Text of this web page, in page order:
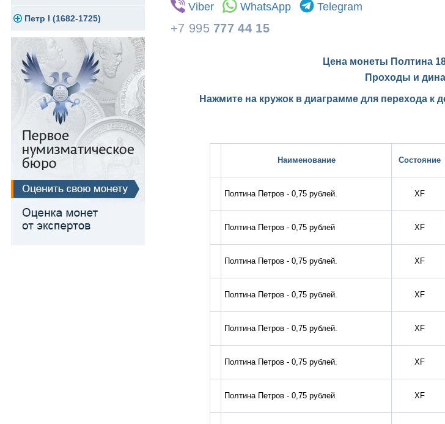
Ливонезы
Альбертусталер
Петр I (1682-1725)
Золото
Серебро
Медь
Для Речи Посполитой
Viber
WhatsApp Telegram
+7 995 777 44 15
Цена монеты Полтина
Проходы и
Нажмите на кружок в диаграмме для перехода к
Наименование Состояние
Полтина Петров - 0,75 рублей. XF
Полтина Петров - 0,75 рублей XF
Полтина Петров - 0,75 рублей. XF
Полтина Петров - 0,75 рублей. XF
Полтина Петров - 0,75 рублей. XF
Полтина Петров - 0,75 рублей. XF
Полтина Петров - 0,75 рублей XF